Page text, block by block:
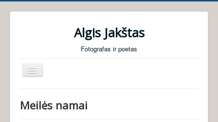
Algis Jakštas
Fotografas ir poetas
Perjungti
navigaciją
Foto galerijos
Meilės namai